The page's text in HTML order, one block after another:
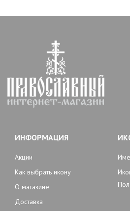
ИНФОРМАЦИЯ
Акции
Как выбрать икону
О магазине
Доставка